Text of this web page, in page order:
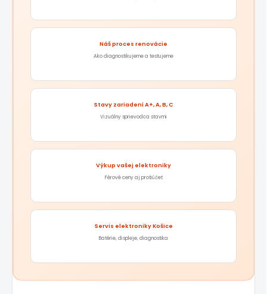
Náš proces renovácie
Ako diagnostikujeme a testujeme
Stavy zariadení A+, A, B, C
Vizuálny sprievodca stavmi
Výkup vašej elektroniky
Férové ceny aj protiúčet
Servis elektroniky Košice
Batérie, displeje, diagnostika